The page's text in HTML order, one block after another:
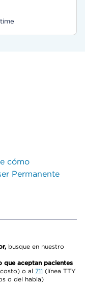
cómo
Permanente
busque en nuestro
que aceptan pacientes
o al 711 (línea TTY
o del habla)